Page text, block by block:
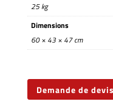
25 kg
Dimensions
60 × 43 × 47 cm
Demande de devis